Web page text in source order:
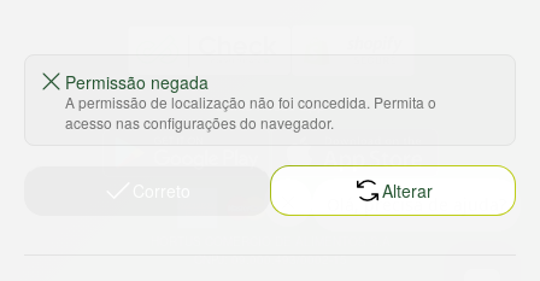
Baixe nosso app
Permissão negada
A permissão de localização não foi concedida. Permita o
acesso nas configurações do navegador.
Alterar